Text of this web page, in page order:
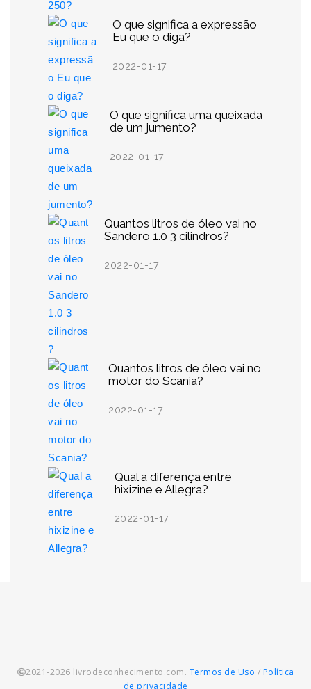
O que significa a expressão
Eu que o diga?
2022-01-17
O que significa uma queixada
de um jumento?
2022-01-17
Quantos litros de óleo vai no
Sandero 1.0 3 cilindros?
2022-01-17
Quantos litros de óleo vai no
motor do Scania?
2022-01-17
Qual a diferença entre
hixizine e Allegra?
2022-01-17
2021-2026 livrodeconhecimento.com. Termos de Uso / Política
de privacidade